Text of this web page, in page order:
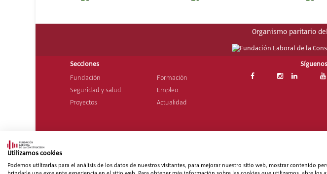
Organismo paritario
Secciones
Fundación
Formación
Seguridad y salud
Empleo
Proyectos
Actualidad
Síguenos
© 2006-2026 Fundación Laboral de la
Utilizamos cookies
Podemos utilizarlas para el análisis de los datos de nuestros visitantes, para mejorar nuestro sitio web, mostrar contenido